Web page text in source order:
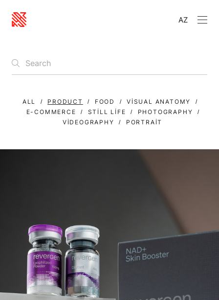
AZ
ALL PRODUCT FOOD
VISUAL ANATOMY
E-COMMERCE
STILL LIFE
PHOTOGRAPHY
VIDEOGRAPHY
PORTRAIT